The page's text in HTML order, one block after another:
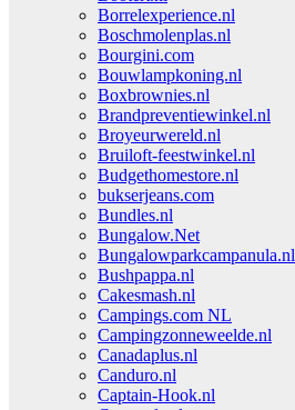
Borrelexperience.nl
Boschmolenplas.nl
Bourgini.com
Bouwlampkoning.nl
Boxbrownies.nl
Brandpreventiewinkel.nl
Broyeurwereld.nl
Bruiloft-feestwinkel.nl
Budgethomestore.nl
bukserjeans.com
Bundles.nl
Bungalow.Net
Bungalowparkcampanula.nl
Bushpappa.nl
Cakesmash.nl
Campings.com NL
Campingzonneweelde.nl
Canadaplus.nl
Canduro.nl
Captain-Hook.nl